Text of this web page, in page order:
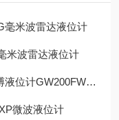
毫米波雷达液位计
米波雷达液位计
位计GW200FWT1
微波液位计